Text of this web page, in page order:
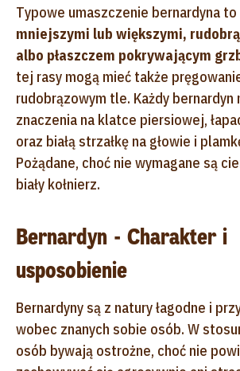
Typowe umaszczenie bernardyna to
mniejszymi lub większymi,
albo płaszczem pokrywającym
tej rasy mogą mieć także
rudobrązowym tle. Każdy bernardyn
znaczenia na klatce piersiowej,
oraz białą strzałkę na głowie i
Pożądane, choć nie wymagane są
biały kołnierz.
Bernardyn - Charakter i
usposobienie
Bernardyny są z natury łagodne i
wobec znanych sobie osób. W
osób bywają ostrożne, choć nie